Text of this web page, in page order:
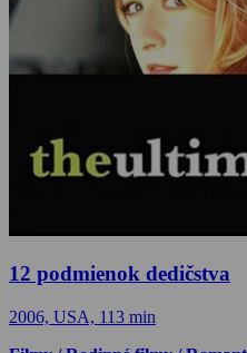
12 podmienok dedičstva
2006, USA, 113 min